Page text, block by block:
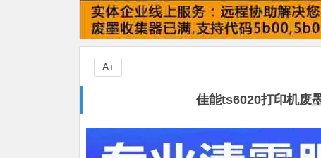
佳能ts6020打印机废
A+